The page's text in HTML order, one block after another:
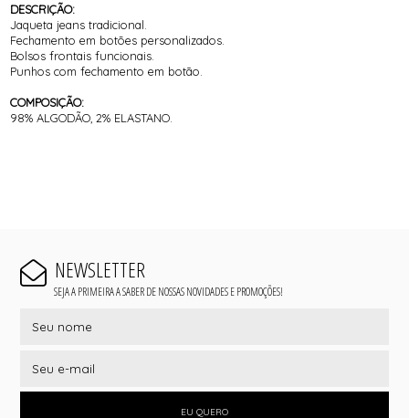
DESCRIÇÃO:
Jaqueta jeans tradicional.
Fechamento em botões personalizados.
Bolsos frontais funcionais.
Punhos com fechamento em botão.
COMPOSIÇÃO:
98% ALGODÃO, 2% ELASTANO.
NEWSLETTER
SEJA A PRIMEIRA A SABER DE NOSSAS NOVIDADES E PROMOÇÕES!
EU QUERO